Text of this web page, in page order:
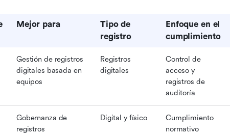
Mejor para
Tipo de
registro
Enfoque en el
cumplimiento
Gestión de registros
digitales basada en
equipos
Registros
digitales
Control de
acceso y
registros de
auditoría
Gobernanza de
registros
Digital y físico
Cumplimiento
normativo